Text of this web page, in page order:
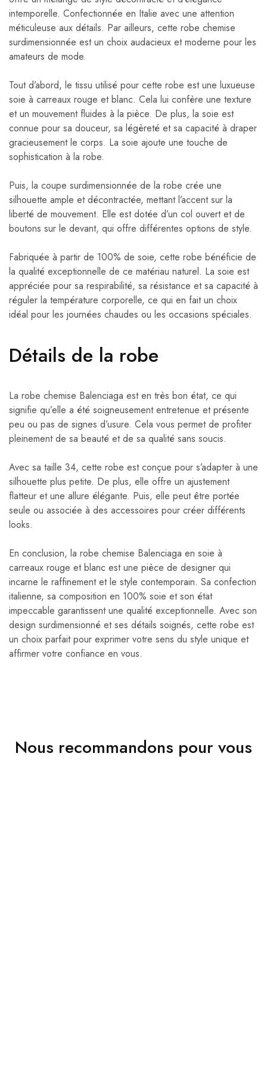
intemporelle. Confectionnée en Italie avec une attention
méticuleuse aux détails. Par ailleurs, cette robe chemise
surdimensionnée est un choix audacieux et moderne pour les
amateurs de mode.
Tout d’abord, le tissu utilisé pour cette robe est une luxueuse
soie à carreaux rouge et blanc. Cela lui confère une texture
et un mouvement fluides à la pièce. De plus, la soie est
connue pour sa douceur, sa légèreté et sa capacité à draper
gracieusement le corps. La soie ajoute une touche de
sophistication à la robe.
Puis, la coupe surdimensionnée de la robe crée une
silhouette ample et décontractée, mettant l’accent sur la
liberté de mouvement. Elle est dotée d’un col ouvert et de
boutons sur le devant, qui offre différentes options de style.
Fabriquée à partir de 100% de soie, cette robe bénéficie de
la qualité exceptionnelle de ce matériau naturel. La soie est
appréciée pour sa respirabilité, sa résistance et sa capacité à
réguler la température corporelle, ce qui en fait un choix
idéal pour les journées chaudes ou les occasions spéciales.
Détails de la robe
La robe chemise Balenciaga est en très bon état, ce qui
signifie qu’elle a été soigneusement entretenue et présente
peu ou pas de signes d’usure. Cela vous permet de profiter
pleinement de sa beauté et de sa qualité sans soucis.
Avec sa taille 34, cette robe est conçue pour s’adapter à une
silhouette plus petite. De plus, elle offre un ajustement
flatteur et une allure élégante. Puis, elle peut être portée
seule ou associée à des accessoires pour créer différents
looks.
En conclusion, la robe chemise Balenciaga en soie à
carreaux rouge et blanc est une pièce de designer qui
incarne le raffinement et le style contemporain. Sa confection
italienne, sa composition en 100% soie et son état
impeccable garantissent une qualité exceptionnelle. Avec son
design surdimensionné et ses détails soignés, cette robe est
un choix parfait pour exprimer votre sens du style unique et
affirmer votre confiance en vous.
Nous recommandons pour vous